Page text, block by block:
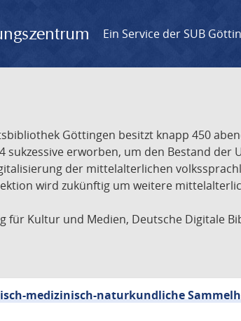
Ein Service der SUB
Göttingen besitzt knapp 450
sukzessive erworben, um den Bestand
der mittelalterlichen
wird zukünftig um weitere
für Kultur und Medien, Deutsche Digitale
medizinisch-naturkundliche